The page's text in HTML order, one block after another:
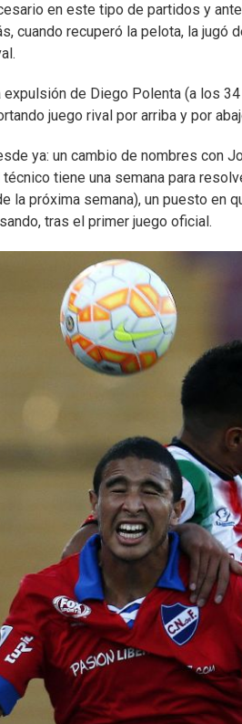
en este tipo de partidos y
cuando recuperó la pelota, la jugó
expulsión de Diego Polenta (a los
juego rival por arriba y por
ya: un cambio de nombres con
tiene una semana para
la próxima semana), un puesto en
tras el primer juego oficial.